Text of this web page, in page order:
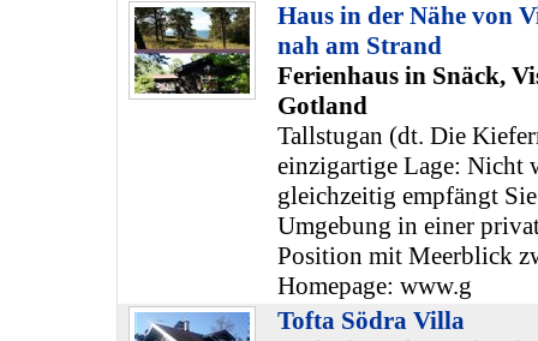
Haus in der Nähe von
nah am Strand
Ferienhaus in Snäck,
Gotland
Tallstugan (dt. Die
einzigartige Lage: Nicht
gleichzeitig empfängt
Umgebung in einer
Position mit Meerblick
Homepage: www.g
Tofta Södra Villa